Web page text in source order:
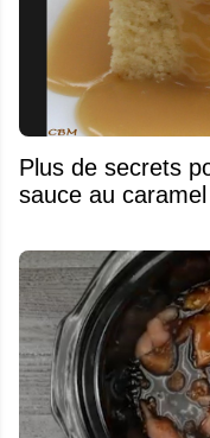
Plus de secrets
sauce au